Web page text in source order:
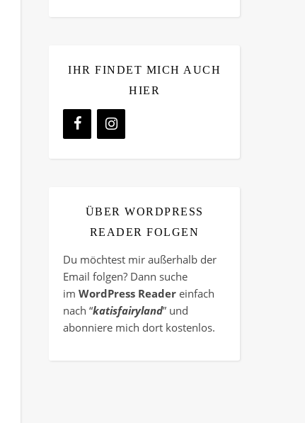
IHR FINDET MICH AUCH
HIER
ÜBER WORDPRESS
READER FOLGEN
Du möchtest mir außerhalb der
Email folgen? Dann suche
im WordPress Reader einfach
nach “katisfairyland” und
abonniere mich dort kostenlos.